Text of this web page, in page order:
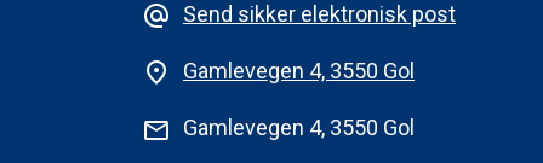
alternate_email Send sikker elektronisk post
place Gamlevegen 4, 3550 Gol
mail Gamlevegen 4, 3550 Gol